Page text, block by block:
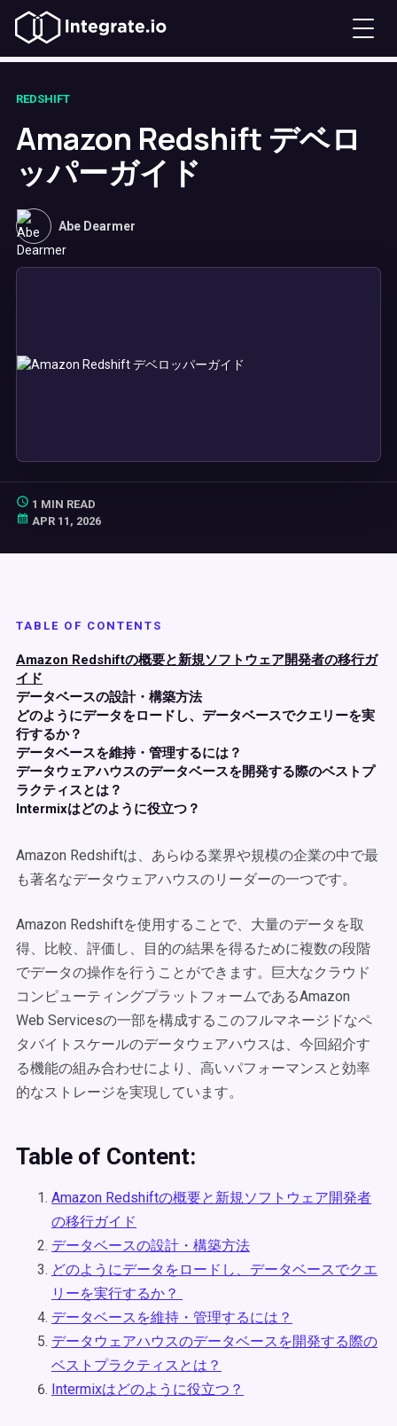
REDSHIFT
Amazon Redshift デベロ
ッパーガイド
Abe Dearmer
1 MIN READ
APR 11, 2026
TABLE OF CONTENTS
Amazon Redshiftの概要と新規ソフトウェア開発者の移行ガ
イド
データベースの設計・構築方法
どのようにデータをロードし、データベースでクエリーを実
行するか？
データベースを維持・管理するには？
データウェアハウスのデータベースを開発する際のベストプ
ラクティスとは？
Intermixはどのように役立つ？
Amazon Redshiftは、あらゆる業界や規模の企業の中で最
も著名なデータウェアハウスのリーダーの一つです。
Amazon Redshiftを使用することで、大量のデータを取
得、比較、評価し、目的の結果を得るために複数の段階
でデータの操作を行うことができます。巨大なクラウド
コンピューティングプラットフォームであるAmazon
Web Servicesの一部を構成するこのフルマネージドなペ
タバイトスケールのデータウェアハウスは、今回紹介す
る機能の組み合わせにより、高いパフォーマンスと効率
的なストレージを実現しています。
Table of Content:
Amazon Redshiftの概要と新規ソフトウェア開発者
の移行ガイド
データベースの設計・構築方法
どのようにデータをロードし、データベースでクエ
リーを実行するか？
データベースを維持・管理するには？
データウェアハウスのデータベースを開発する際の
ベストプラクティスとは？
Intermixはどのように役立つ？